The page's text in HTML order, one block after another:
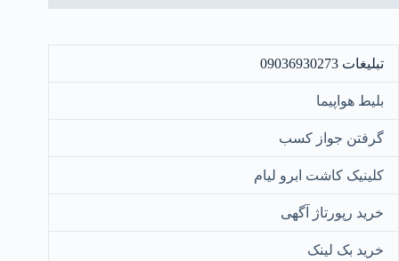
تبلیغات 09036930273
بلیط هواپیما
گرفتن جواز کسب
کلینیک کاشت ابرو لیام
خرید رپورتاژ آگهی
خرید بک لینک